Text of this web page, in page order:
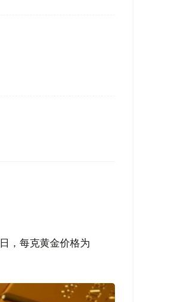
，每克黄金价格为